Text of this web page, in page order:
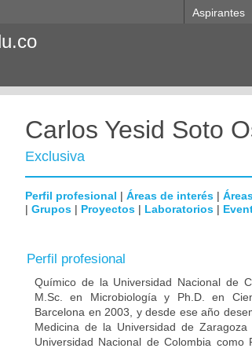
Aspirantes
Carlos Yesid Soto
Exclusiva
Perfil profesional | Áreas de interés |
| Grupos | Proyectos | Laboratorios |
Perfil profesional
Químico de la Universidad Nacional de
M.Sc. en Microbiología y Ph.D. en
Barcelona en 2003, y desde ese año
Medicina de la Universidad de
Universidad Nacional de Colombia